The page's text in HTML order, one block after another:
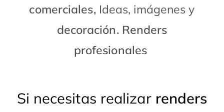
comerciales, Ideas, imágenes y
decoración. Renders
profesionales
Si necesitas realizar renders